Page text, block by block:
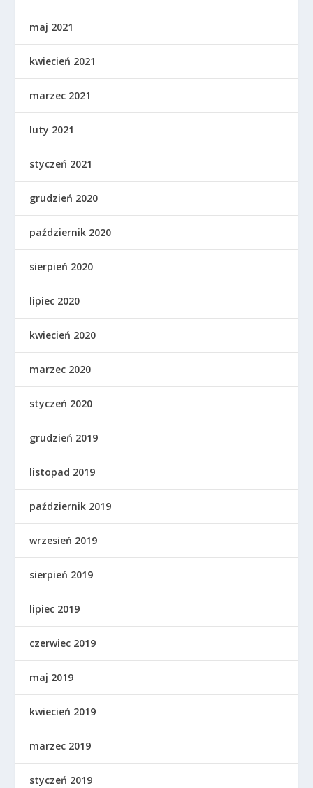
maj 2021
kwiecień 2021
marzec 2021
luty 2021
styczeń 2021
grudzień 2020
październik 2020
sierpień 2020
lipiec 2020
kwiecień 2020
marzec 2020
styczeń 2020
grudzień 2019
listopad 2019
październik 2019
wrzesień 2019
sierpień 2019
lipiec 2019
czerwiec 2019
maj 2019
kwiecień 2019
marzec 2019
styczeń 2019